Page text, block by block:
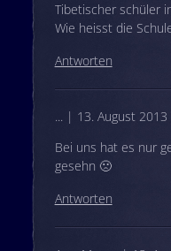
Tibetischer schüler
Wie heisst die
Antworten
... | 13. August 2013
Bei uns hat es nur
gesehn 🙁
Antworten